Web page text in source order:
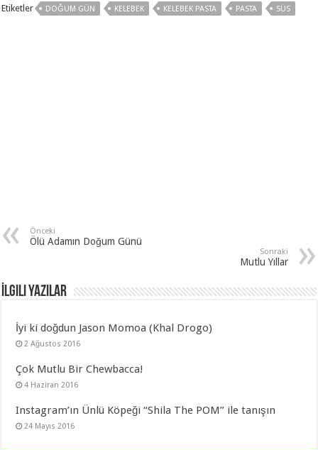
Etiketler DOĞUM GÜN KELEBEK KELEBEK PASTA PASTA SÜS
Önceki
Ölü Adamın Doğum Günü
Sonraki
Mutlu Yıllar
İlgili Yazılar
İyi ki doğdun Jason Momoa (Khal Drogo)
2 Ağustos 2016
Çok Mutlu Bir Chewbacca!
4 Haziran 2016
Instagram’ın Ünlü Köpeği “Shila The POM” ile tanışın
24 Mayıs 2016